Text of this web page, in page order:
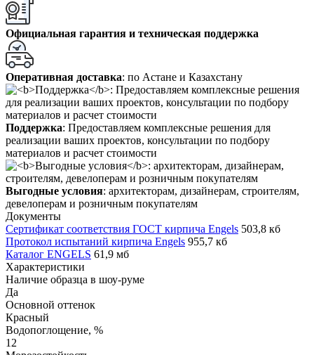
Официальная гарантия и техническая поддержка
Оперативная доставка: по Астане и Казахстану
Поддержка: Предоставляем комплексные решения для
реализации ваших проектов, консультации по подбору
материалов и расчет стоимости
Выгодные условия: архитекторам, дизайнерам, строителям,
девелоперам и розничным покупателям
Документы
Сертификат соответствия ГОСТ кирпича Engels 503,8 кб
Протокол испытаний кирпича Engels 955,7 кб
Каталог ENGELS 61,9 мб
Характеристики
Наличие образца в шоу-руме
Да
Основной оттенок
Красный
Водопоглощение, %
12